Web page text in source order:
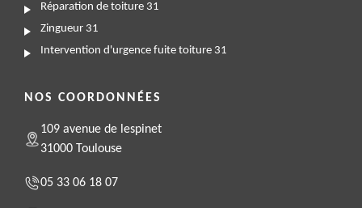
Réparation de toiture 31
Zingueur 31
Intervention d'urgence fuite toiture 31
NOS COORDONNÉES
109 avenue de lespinet
31000 Toulouse
05 33 06 18 07